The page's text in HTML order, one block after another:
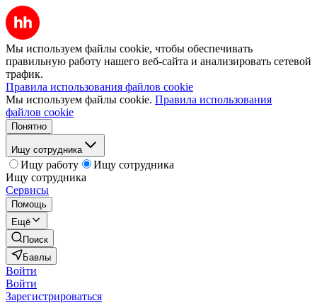
Мы используем файлы cookie, чтобы обеспечивать
правильную работу нашего веб-сайта и анализировать сетевой
трафик.
Правила использования файлов cookie
Мы используем файлы cookie. Правила использования
файлов cookie
Понятно
Ищу сотрудника
Ищу работу
Ищу сотрудника
Ищу сотрудника
Сервисы
Помощь
Ещё
Поиск
Бавлы
Войти
Войти
Зарегистрироваться